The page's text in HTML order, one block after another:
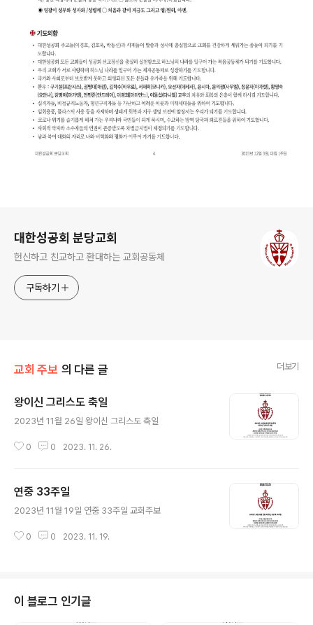
대한성공회 분당교회
헌신하고 친교하고 환대하는 교회공동체
구독하기
교회 주보 의 다른 글 더보기
왕이신 그리스도 축일
2023년 11월 26일 왕이신 그리스도 축일
0 0 2023. 11. 26.
연중 33주일
2023년 11월 19일 연중 33주일 교회주보
0 0 2023. 11. 19.
이 블로그 인기글